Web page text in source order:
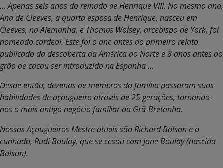
… Apenas seis anos do reinado de Henrique VIII. No mesmo ano,
Ana de Cleeves, a quarta esposa de Henrique, nasceu em
Cleeves, na Alemanha, e Thomas Wolsey, arcebispo de York, foi
nomeado cardeal. Este foi o ano antes do primeiro relato
publicado da descoberta da América do Norte e 8 anos antes do
grão de cacau ser introduzido na Espanha …
Desde então, dezenas de membros da família passaram suas
habilidades de açougueiro através de 25 gerações, tornando-
nos o mais antigo negócio familiar da Grã-Bretanha.
Nossos Açougueiros Mestre atuais são Richard Balson e o
cunhado, Rudi Boulay, que se casou com Jane Boulay (nascida
Balson).